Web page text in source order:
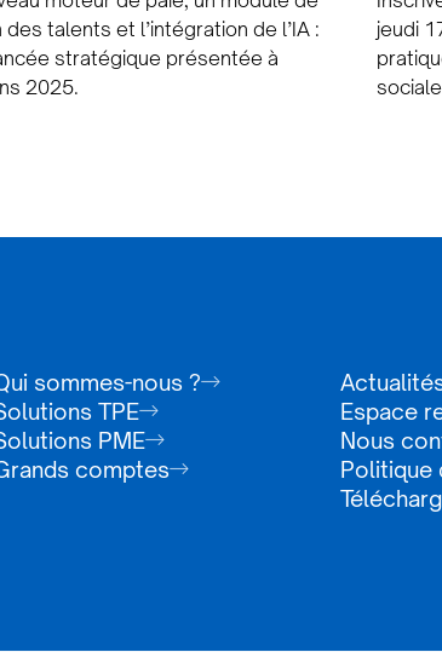
talents et l’intégration de l’IA :
stratégique présentée à
2025.
jeudi
sommes-nous ?
TPE
PME
comptes
Espace
Nous
Politique